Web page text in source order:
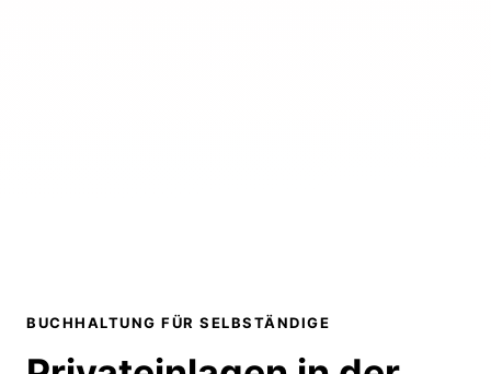
BUCHHALTUNG FÜR SELBSTÄNDIGE